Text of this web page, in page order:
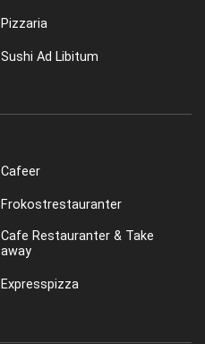
Pizzaria
Sushi Ad Libitum
Cafeer
Frokostrestauranter
Cafe Restauranter & Take
away
Expresspizza